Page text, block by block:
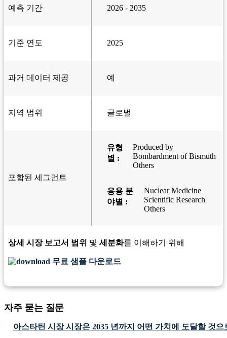
예측 기간 2026 - 2035
기준 연도 2025
과거 데이터 제공 예
지역 범위 글로벌
포함된 세그먼트
유형
별 :
Produced by
Bombardment of Bismuth
Others
응용 분
야별 :
Nuclear Medicine
Scientific Research
Others
상세 시장 보고서 범위 및 세분화를 이해하기 위해
무료 샘플 다운로드
자주 묻는 질문
아스타틴 시장 시장은 2035 년까지 어떤 가치에 도달할 것으